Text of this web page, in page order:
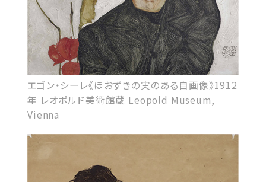
エゴン・シーレ《ほおずきの実のある自画像》1912
年 レオポルド美術館蔵 Leopold Museum,
Vienna